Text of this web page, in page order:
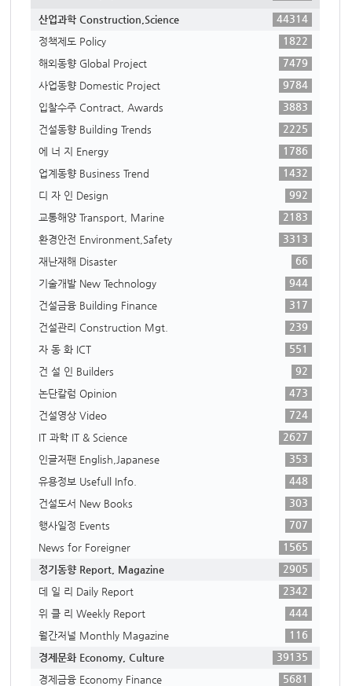
산업과학 Construction,Science
44314
정책제도 Policy
1822
해외동향 Global Project
7479
사업동향 Domestic Project
9784
입찰수주 Contract, Awards
3883
건설동향 Building Trends
2225
에 너 지 Energy
1786
업계동향 Business Trend
1432
디 자 인 Design
992
교통해양 Transport, Marine
2183
환경안전 Environment,Safety
3313
재난재해 Disaster
66
기술개발 New Technology
944
건설금융 Building Finance
317
건설관리 Construction Mgt.
239
자 동 화 ICT
551
건 설 인 Builders
92
논단칼럼 Opinion
473
건설영상 Video
724
IT 과학 IT & Science
2627
인글저팬 English,Japanese
353
유용정보 Usefull Info.
448
건설도서 New Books
303
행사일정 Events
707
News for Foreigner
1565
정기동향 Report, Magazine
2905
데 일 리 Daily Report
2342
위 클 리 Weekly Report
444
월간저널 Monthly Magazine
116
경제문화 Economy, Culture
39135
경제금융 Economy Finance
5681